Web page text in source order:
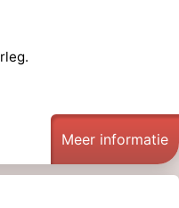
Meer informatie